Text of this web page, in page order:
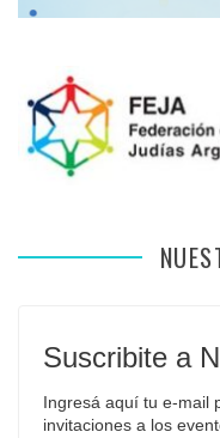
Suscribite a
Ingresá aquí tu e-mail
invitaciones a los